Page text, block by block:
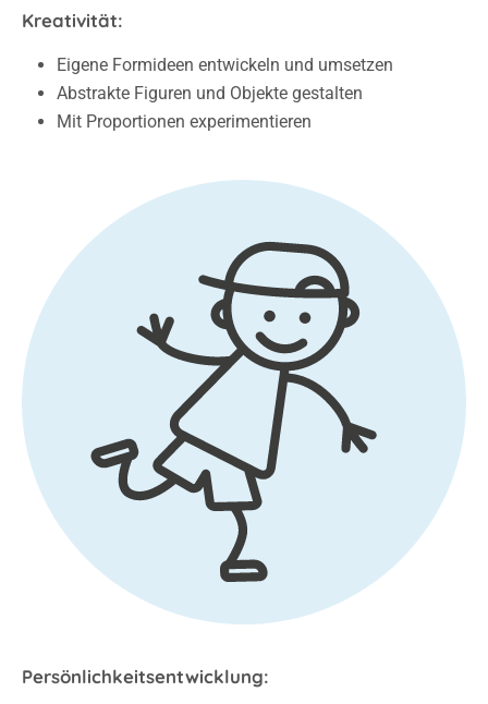
Kreativität:
Eigene Formideen entwickeln und umsetzen
Abstrakte Figuren und Objekte gestalten
Mit Proportionen experimentieren
Persönlichkeitsentwicklung: